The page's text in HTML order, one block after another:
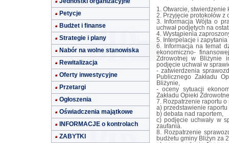
Petycje
Budżet i finanse
Strategie i plany
Nabór na wolne stanowiska
Rewitalizacja
Oferty inwestycyjne
Przetargi
Ogłoszenia
Oświadczenia majątkowe
INFORMACJE o kontrolach
ZABYTKI
1. Otwarcie, stwierdzenie
2. Przyjęcie protokołów z
3. Informacja Wójta o
uchwał podjętych na
4. Wystąpienia
5. Interpelacje i zapytania
6. Informacja na temat
ekonomiczno-
Zdrowotnej w Bliżynie
podjęcie uchwał w
- zatwierdzenia
Publicznego Zakładu
Bliżynie,
- oceny sytuacji
Zakładu Opieki
7. Rozpatrzenie raportu
a) przedstawienie raportu
b) debata nad raportem,
c) podjęcie uchwały w
zaufania.
8. Rozpatrzenie
budżetu gminy Bliżyn za